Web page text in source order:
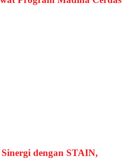
dengan STAIN,